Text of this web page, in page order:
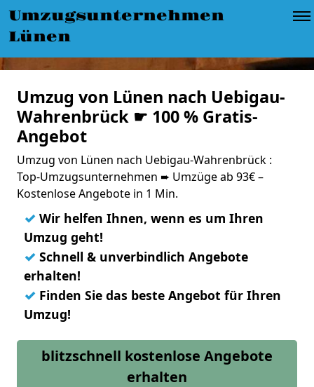
Umzugsunternehmen
Lünen
Umzug von Lünen nach Uebigau-
Wahrenbrück ☛ 100 % Gratis-
Angebot
Umzug von Lünen nach Uebigau-Wahrenbrück :
Top-Umzugsunternehmen ➨ Umzüge ab 93€ –
Kostenlose Angebote in 1 Min.
✓ Wir helfen Ihnen, wenn es um Ihren
Umzug geht!
✓ Schnell & unverbindlich Angebote
erhalten!
✓ Finden Sie das beste Angebot für Ihren
Umzug!
blitzschnell kostenlose Angebote
erhalten